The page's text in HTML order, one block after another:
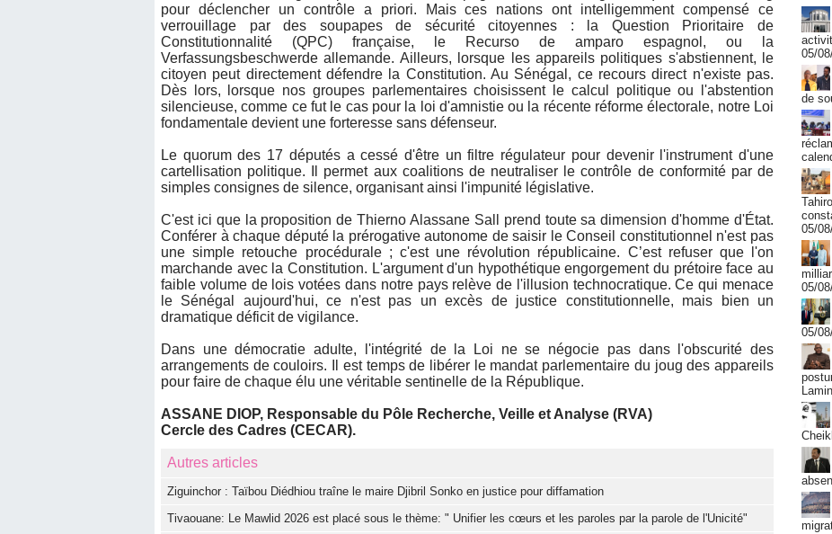
pour déclencher un contrôle a priori. Mais ces nations ont intelligemment compensé ce
verrouillage par des soupapes de sécurité citoyennes : la Question Prioritaire de
Constitutionnalité (QPC) française, le Recurso de amparo espagnol, ou la
Verfassungsbeschwerde allemande. Ailleurs, lorsque les appareils politiques s'abstiennent, le
citoyen peut directement défendre la Constitution. Au Sénégal, ce recours direct n'existe pas.
Dès lors, lorsque nos groupes parlementaires choisissent le calcul politique ou l'abstention
silencieuse, comme ce fut le cas pour la loi d'amnistie ou la récente réforme électorale, notre Loi
fondamentale devient une forteresse sans défenseur.
Le quorum des 17 députés a cessé d'être un filtre régulateur pour devenir l'instrument d'une
cartellisation politique. Il permet aux coalitions de neutraliser le contrôle de conformité par de
simples consignes de silence, organisant ainsi l'impunité législative.
C'est ici que la proposition de Thierno Alassane Sall prend toute sa dimension d'homme d'État.
Conférer à chaque député la prérogative autonome de saisir le Conseil constitutionnel n'est pas
une simple retouche procédurale ; c'est une révolution républicaine. C’est refuser que l'on
marchande avec la Constitution. L'argument d'un hypothétique engorgement du prétoire face au
faible volume de lois votées dans notre pays relève de l'illusion technocratique. Ce qui menace
le Sénégal aujourd'hui, ce n'est pas un excès de justice constitutionnelle, mais bien un
dramatique déficit de vigilance.
Dans une démocratie adulte, l'intégrité de la Loi ne se négocie pas dans l'obscurité des
arrangements de couloirs. Il est temps de libérer le mandat parlementaire du joug des appareils
pour faire de chaque élu une véritable sentinelle de la République.
ASSANE DIOP, Responsable du Pôle Recherche, Veille et Analyse (RVA)
Cercle des Cadres (CECAR).
Autres articles
Ziguinchor : Taïbou Diédhiou traîne le maire Djibril Sonko en justice pour diffamation
Tivaouane: Le Mawlid 2026 est placé sous le thème: " Unifier les cœurs et les paroles par la parole de l'Unicité"
05/
de
05/
05/
05/